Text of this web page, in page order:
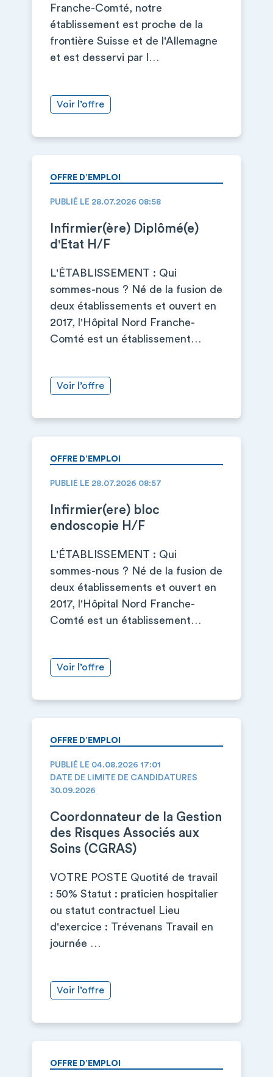
Franche-Comté, notre
établissement est proche de la
frontière Suisse et de l'Allemagne
et est desservi par l…
Voir l’offre
OFFRE D’EMPLOI
PUBLIÉ LE 28.07.2026 08:58
Infirmier(ère) Diplômé(e)
d'Etat H/F
L'ÉTABLISSEMENT : Qui
sommes-nous ? Né de la fusion de
deux établissements et ouvert en
2017, l'Hôpital Nord Franche-
Comté est un établissement…
Voir l’offre
OFFRE D’EMPLOI
PUBLIÉ LE 28.07.2026 08:57
Infirmier(ere) bloc
endoscopie H/F
L'ÉTABLISSEMENT : Qui
sommes-nous ? Né de la fusion de
deux établissements et ouvert en
2017, l'Hôpital Nord Franche-
Comté est un établissement…
Voir l’offre
OFFRE D’EMPLOI
PUBLIÉ LE 04.08.2026 17:01
DATE DE LIMITE DE CANDIDATURES
30.09.2026
Coordonnateur de la Gestion
des Risques Associés aux
Soins (CGRAS)
VOTRE POSTE Quotité de travail
: 50% Statut : praticien hospitalier
ou statut contractuel Lieu
d'exercice : Trévenans Travail en
journée …
Voir l’offre
OFFRE D’EMPLOI